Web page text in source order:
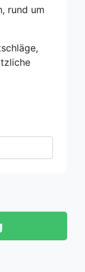
rund um